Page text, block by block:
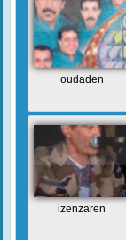
oudaden
izenzaren